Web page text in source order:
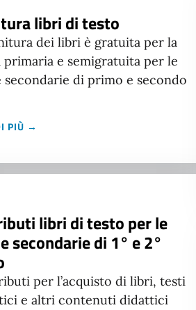
libri di testo
dei libri è gratuita per la
primaria e semigratuita per le
secondarie di primo e secondo
PIÙ →
libri di testo per le
secondarie di 1° e 2°
per l’acquisto di libri, testi
e altri contenuti didattici